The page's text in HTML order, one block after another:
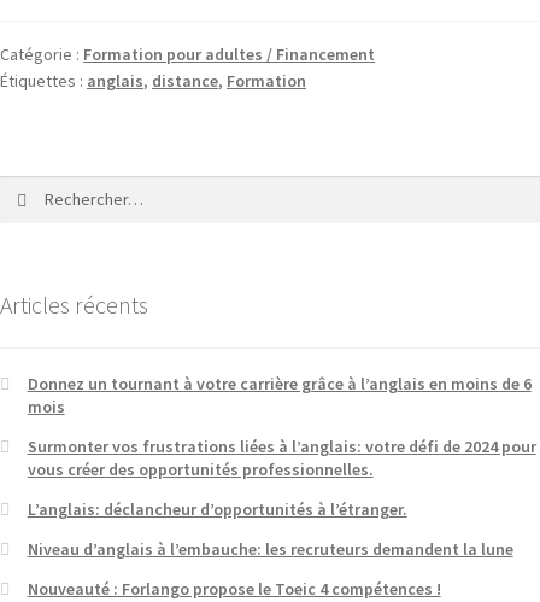
Catégorie : Formation pour adultes / Financement
Étiquettes : anglais, distance, Formation
Articles récents
Donnez un tournant à votre carrière grâce à l’anglais en moins de 6
mois
Surmonter vos frustrations liées à l’anglais: votre défi de 2024 pour
vous créer des opportunités professionnelles.
L’anglais: déclancheur d’opportunités à l’étranger.
Niveau d’anglais à l’embauche: les recruteurs demandent la lune
Nouveauté : Forlango propose le Toeic 4 compétences !